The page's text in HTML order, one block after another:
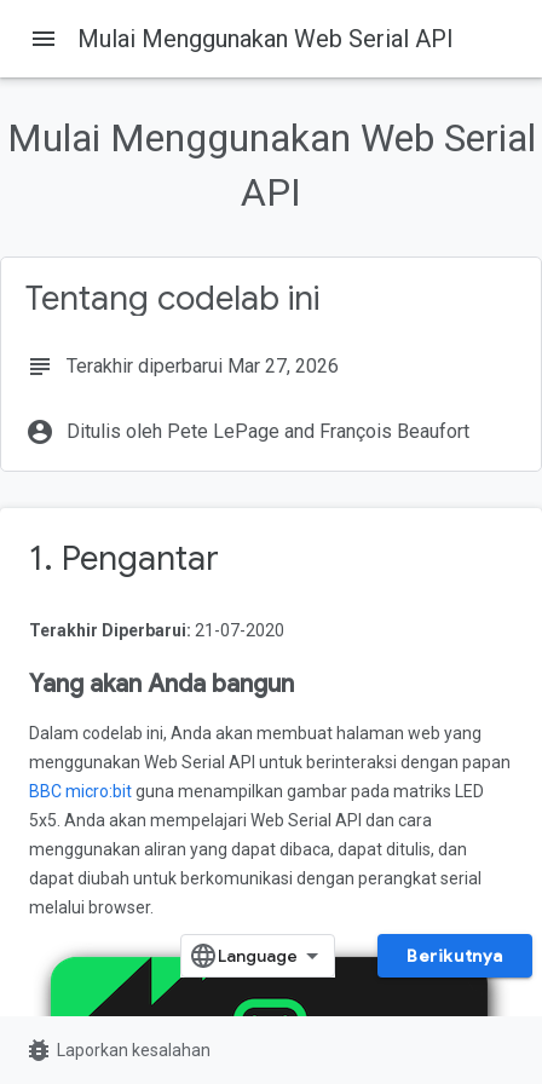
Yang akan Anda bangun
Yang akan Anda pelajari
menu Mulai Menggunakan Web Serial API
Mulai Menggunakan Web Serial
API
Tentang codelab ini
subject Terakhir diperbarui Mar 27, 2026
account_circle Ditulis oleh Pete LePage and François Beaufort
1. Pengantar
Terakhir Diperbarui: 21-07-2020
Yang akan Anda bangun
Dalam codelab ini, Anda akan membuat halaman web yang
menggunakan Web Serial API untuk berinteraksi dengan papan
BBC micro:bitguna menampilkan gambar pada matriks LED
5x5. Anda akan mempelajari Web Serial API dan cara
menggunakan aliran yang dapat dibaca, dapat ditulis, dan
dapat diubah untuk berkomunikasi dengan perangkat serial
melalui browser.
Berikutnya
bug_report Laporkan kesalahan